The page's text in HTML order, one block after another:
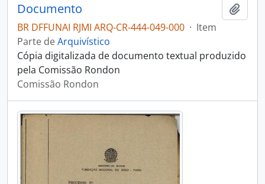
Documento
BR DFFUNAI RJMI ARQ-CR-444-049-000 · Item
Parte deArquivístico
Cópia digitalizada de documento textual produzido
pela Comissão Rondon
Comissão Rondon